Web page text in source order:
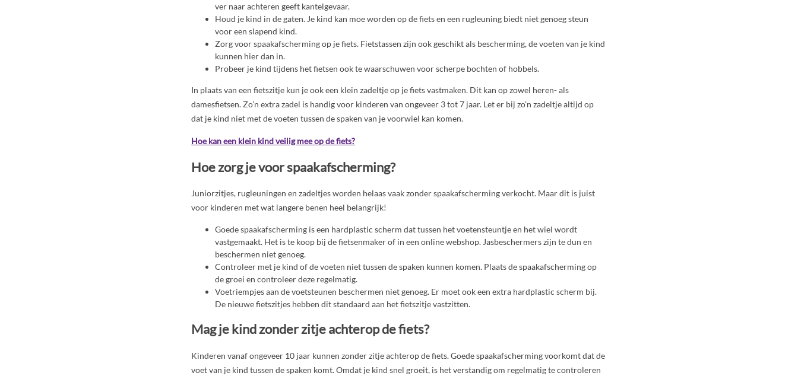
ver naar achteren geeft kantelgevaar.
Houd je kind in de gaten. Je kind kan moe worden op de fiets en een rugleuning biedt niet genoeg steun
voor een slapend kind.
Zorg voor spaakafscherming op je fiets. Fietstassen zijn ook geschikt als bescherming, de voeten van je kind
kunnen hier dan in.
Probeer je kind tijdens het fietsen ook te waarschuwen voor scherpe bochten of hobbels.
In plaats van een fietszitje kun je ook een klein zadeltje op je fiets vastmaken. Dit kan op zowel heren- als
damesfietsen. Zo’n extra zadel is handig voor kinderen van ongeveer 3 tot 7 jaar. Let er bij zo’n zadeltje altijd op
dat je kind niet met de voeten tussen de spaken van je voorwiel kan komen.
Hoe kan een klein kind veilig mee op de fiets?
Hoe zorg je voor spaakafscherming?
Juniorzitjes, rugleuningen en zadeltjes worden helaas vaak zonder spaakafscherming verkocht. Maar dit is juist
voor kinderen met wat langere benen heel belangrijk!
Goede spaakafscherming is een hardplastic scherm dat tussen het voetensteuntje en het wiel wordt
vastgemaakt. Het is te koop bij de fietsenmaker of in een online webshop. Jasbeschermers zijn te dun en
beschermen niet genoeg.
Controleer met je kind of de voeten niet tussen de spaken kunnen komen. Plaats de spaakafscherming op
de groei en controleer deze regelmatig.
Voetriempjes aan de voetsteunen beschermen niet genoeg. Er moet ook een extra hardplastic scherm bij.
De nieuwe fietszitjes hebben dit standaard aan het fietszitje vastzitten.
Mag je kind zonder zitje achterop de fiets?
Kinderen vanaf ongeveer 10 jaar kunnen zonder zitje achterop de fiets. Goede spaakafscherming voorkomt dat de
voet van je kind tussen de spaken komt. Omdat je kind snel groeit, is het verstandig om regelmatig te controleren